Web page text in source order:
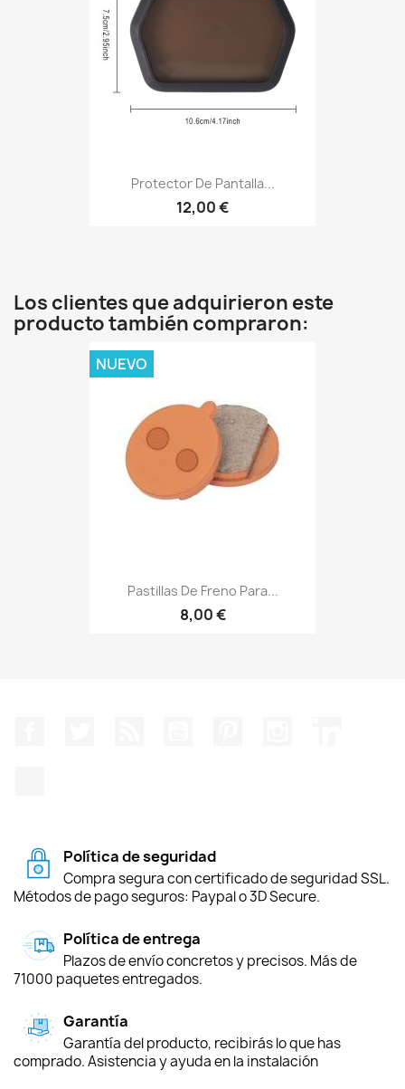
Protector De Pantalla...
12,00 €
Los clientes que adquirieron este
producto también compraron:
Pastillas De Freno Para...
8,00 €
NUEVO
Política de seguridad
Compra segura con certificado de seguridad SSL.
Métodos de pago seguros: Paypal o 3D Secure.
Política de entrega
Plazos de envío concretos y precisos. Más de
71000 paquetes entregados.
Garantía
Garantía del producto, recibirás lo que has
comprado. Asistencia y ayuda en la instalación